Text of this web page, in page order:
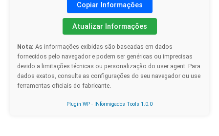
Copiar Informações
Atualizar Informações
Nota: As informações exibidas são baseadas em dados
fornecidos pelo navegador e podem ser genéricas ou imprecisas
devido a limitações técnicas ou personalização do user agent. Para
dados exatos, consulte as configurações do seu navegador ou use
ferramentas oficiais do fabricante.
Plugin WP - INformigados Tools 1.0.0